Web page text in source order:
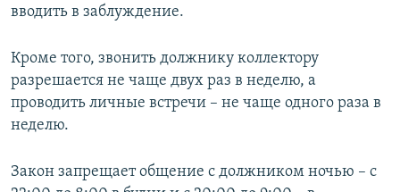
вводить в заблуждение.
Кроме того, звонить должнику коллектору
разрешается не чаще двух раз в неделю, а
проводить личные встречи – не чаще одного раза в
неделю.
Закон запрещает общение с должником ночью – с